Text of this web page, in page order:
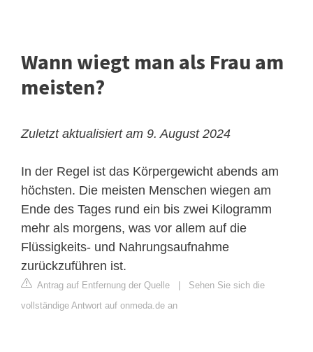
Wann wiegt man als Frau am
meisten?
Zuletzt aktualisiert am 9. August 2024
In der Regel ist das Körpergewicht abends am
höchsten. Die meisten Menschen wiegen am
Ende des Tages rund ein bis zwei Kilogramm
mehr als morgens, was vor allem auf die
Flüssigkeits- und Nahrungsaufnahme
zurückzuführen ist.
Antrag auf Entfernung der Quelle
Sehen Sie sich die
vollständige Antwort auf onmeda.de an